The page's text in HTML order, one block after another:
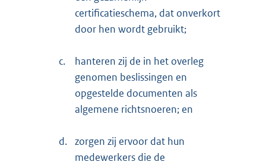
certificatieschema, dat onverkort
door hen wordt gebruikt;
c.
hanteren zij de in het overleg
genomen beslissingen en
opgestelde documenten als
algemene richtsnoeren; en
d. zorgen zij ervoor dat hun
medewerkers die de